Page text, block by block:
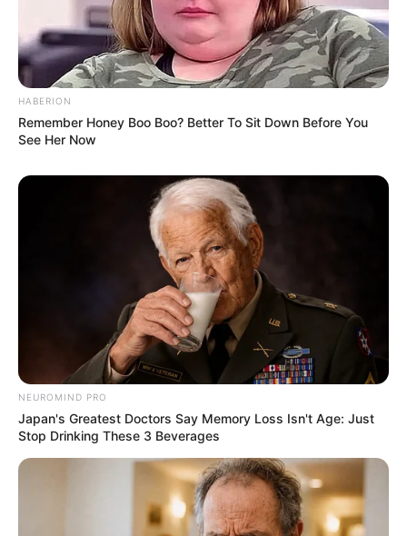
HABERION
Remember Honey Boo Boo? Better To Sit Down Before You
See Her Now
NEUROMIND PRO
Japan's Greatest Doctors Say Memory Loss Isn't Age: Just
Stop Drinking These 3 Beverages